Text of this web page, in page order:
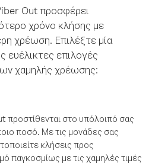
Out προσφέρει
χρόνο κλήσης με
χρέωση. Επιλέξτε μία
ευέλικτες επιλογές
χαμηλής χρέωσης:
προστίθενται στο υπόλοιπό σας
ποσό. Με τις μονάδες σας
κλήσεις προς
παγκοσμίως με τις χαμηλές τιμές